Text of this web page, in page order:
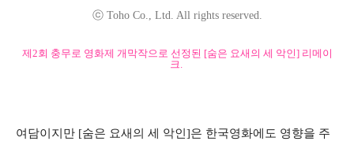
ⓒ Toho Co., Ltd. All rights reserved.
제2회 충무로 영화제 개막작으로 선정된 [숨은 요새의 세 악인] 리메이
크.
여담이지만 [숨은 요새의 세 악인]은 한국영화에도 영향을 주